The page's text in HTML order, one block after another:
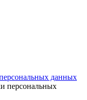
данных
персональных